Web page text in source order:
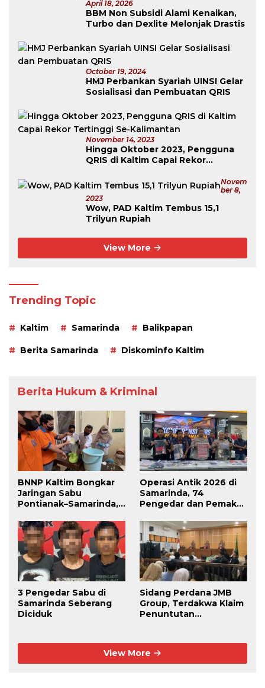
April 18, 2026
BBM Non Subsidi Alami Kenaikan,
Turbo dan Dexlite Melonjak Drastis
October 19, 2024
HMJ Perbankan Syariah UINSI Gelar
Sosialisasi dan Pembuatan QRIS
November 14, 2023
Hingga Oktober 2023, Pengguna
QRIS di Kaltim Capai Rekor
Novem
Ber 8,
2023
Wow, PAD Kaltim Tembus 15,1
Trilyun Rupiah
View More
Trending Topic
Kaltim Samarinda Balikpapan
Berita Samarinda Diskominfo Kaltim
Berita Hukum & Kriminal
BNNP Kaltim Bongkar
Jaringan Sabu
Pontianak–Samarinda,
dari Dalam Lapas
Operasi Antik 2026 di
Samarinda, 74
Pengedar dan Pemakai
3 Pengedar Sabu di
Samarinda Seberang
Diciduk
Sidang Perdana JMB
Group, Terdakwa Klaim
Penuntutan
View More